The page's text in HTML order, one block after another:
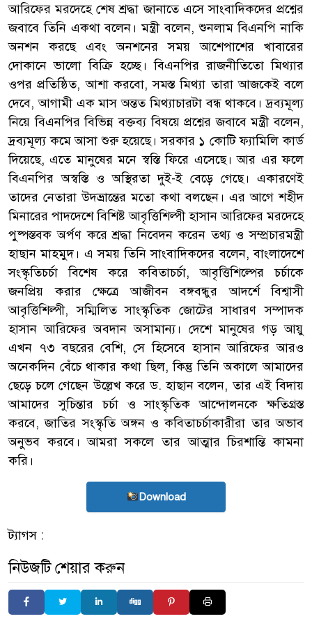
আরিফের মরদেহে শেষ শ্রদ্ধা জানাতে এসে সাংবাদিকদের প্রশ্নের
জবাবে তিনি একথা বলেন। মন্ত্রী বলেন, শুনলাম বিএনপি নাকি
অনশন করছে এবং অনশনের সময় আশেপাশের খাবারের
দোকানে ভালো বিক্রি হচ্ছে। বিএনপির রাজনীতিতো মিথ্যার
ওপর প্রতিষ্ঠিত, আশা করবো, সমস্ত মিথ্যা তারা আজকেই বলে
দেবে, আগামী এক মাস অন্তত মিথ্যাচারটা বন্ধ থাকবে। দ্রব্যমূল্য
নিয়ে বিএনপির বিভিন্ন বক্তব্য বিষয়ে প্রশ্নের জবাবে মন্ত্রী বলেন,
দ্রব্যমূল্য কমে আসা শুরু হয়েছে। সরকার ১ কোটি ফ্যামিলি কার্ড
দিয়েছে, এতে মানুষের মনে স্বস্তি ফিরে এসেছে। আর এর ফলে
বিএনপির অস্বস্তি ও অস্থিরতা দুই-ই বেড়ে গেছে। একারণেই
তাদের নেতারা উদভ্রান্তের মতো কথা বলছেন। এর আগে শহীদ
মিনারের পাদদেশে বিশিষ্ট আবৃত্তিশিল্পী হাসান আরিফের মরদেহে
পুষ্পস্তবক অর্পণ করে শ্রদ্ধা নিবেদন করেন তথ্য ও সম্প্রচারমন্ত্রী
হাছান মাহমুদ। এ সময় তিনি সাংবাদিকদের বলেন, বাংলাদেশে
সংস্কৃতিচর্চা বিশেষ করে কবিতাচর্চা, আবৃত্তিশিল্পের চর্চাকে
জনপ্রিয় করার ক্ষেত্রে আজীবন বঙ্গবন্ধুর আদর্শে বিশ্বাসী
আবৃত্তিশিল্পী, সম্মিলিত সাংস্কৃতিক জোটের সাধারণ সম্পাদক
হাসান আরিফের অবদান অসামান্য। দেশে মানুষের গড় আয়ু
এখন ৭৩ বছরের বেশি, সে হিসেবে হাসান আরিফের আরও
অনেকদিন বেঁচে থাকার কথা ছিল, কিন্তু তিনি অকালে আমাদের
ছেড়ে চলে গেছেন উল্লেখ করে ড. হাছান বলেন, তার এই বিদায়
আমাদের সুচিন্তার চর্চা ও সাংস্কৃতিক আন্দোলনকে ক্ষতিগ্রস্ত
করবে, জাতির সংস্কৃতি অঙ্গন ও কবিতাচর্চাকারীরা তার অভাব
অনুভব করবে। আমরা সকলে তার আত্মার চিরশান্তি কামনা
করি।
Download
ট্যাগস :
নিউজটি শেয়ার করুন